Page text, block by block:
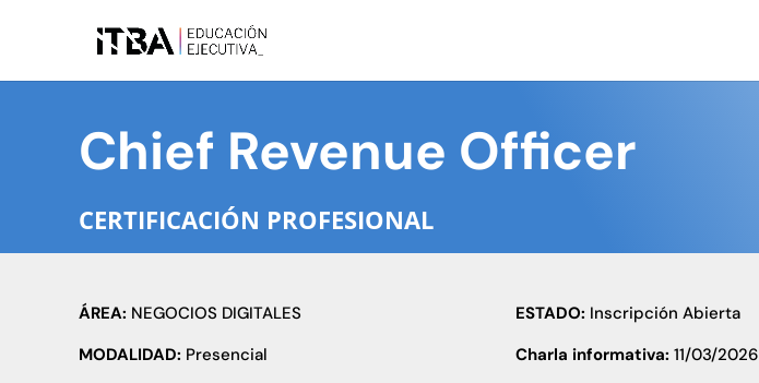
Chief Revenue Officer
CERTIFICACIÓN PROFESIONAL
ÁREA: NEGOCIOS DIGITALES
MODALIDAD: Presencial
ESTADO: Inscripción Abierta
Charla informativa: 11/03/2026